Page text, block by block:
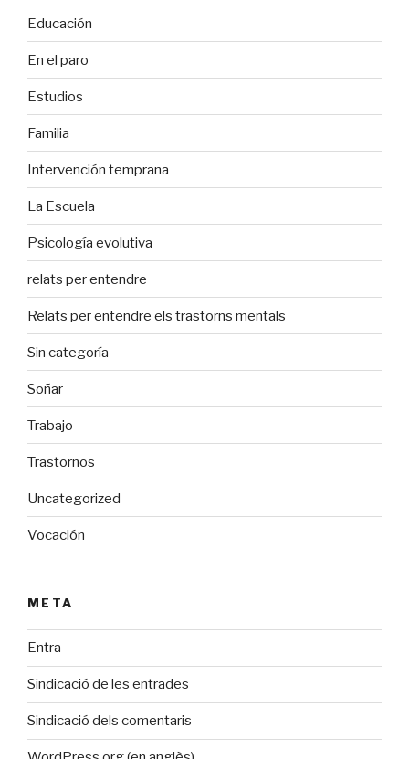
Educación
En el paro
Estudios
Familia
Intervención temprana
La Escuela
Psicología evolutiva
relats per entendre
Relats per entendre els trastorns mentals
Sin categoría
Soñar
Trabajo
Trastornos
Uncategorized
Vocación
META
Entra
Sindicació de les entrades
Sindicació dels comentaris